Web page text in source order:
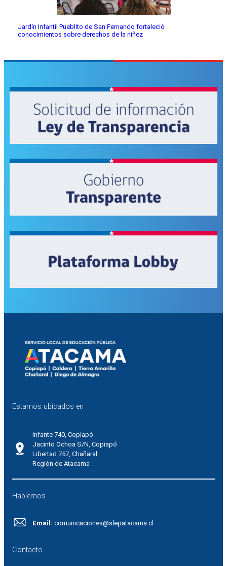
Jardín Infantil Pueblito de San Fernando fortaleció
conocimientos sobre derechos de la niñez
Estamos ubicados en
Infante 740, Copiapó
Jacinto Ochoa S/N, Copiapó
Libertad 757, Chañaral
Región de Atacama
Hablemos
Email: comunicaciones@slepatacama.cl
Contacto